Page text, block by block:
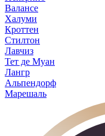
Валансе
Халуми
Кроттен
Стилтон
Лавчиз
Тет де Муан
Лангр
Альпендорф
Марешаль